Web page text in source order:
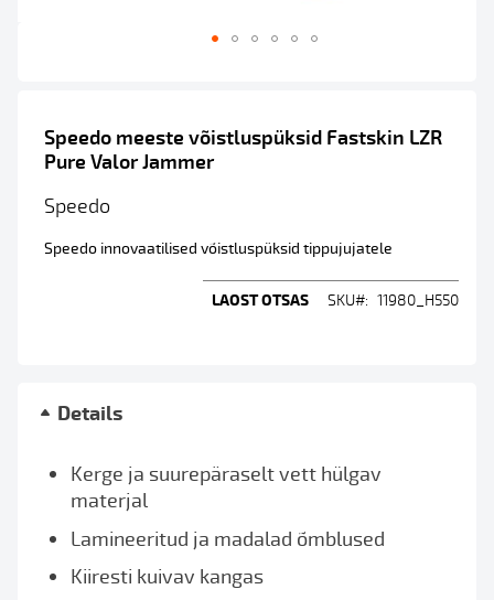
the
beginning
the
gallery
Speedo meeste võistluspüksid Fastskin LZR
Pure Valor Jammer
Speedo
Speedo innovaatilised võistluspüksid tippujujatele
LAOST OTSAS SKU 11980_H550
Details
Kerge ja suurepäraselt vett hülgav
materjal
Lamineeritud ja madalad õmblused
Kiiresti kuivav kangas